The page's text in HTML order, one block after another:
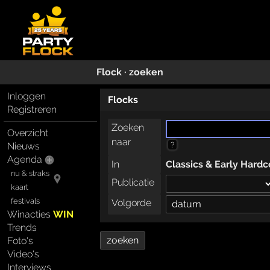
Flock · zoeken
Inloggen
Registreren
Overzicht
Nieuws
Agenda
nu & straks
kaart
festivals
WinactiesWIN
Trends
Foto's
Video's
Interviews
Flocks
Zoeken
naar
?
In
Classics & Early
Publicatie
Volgorde